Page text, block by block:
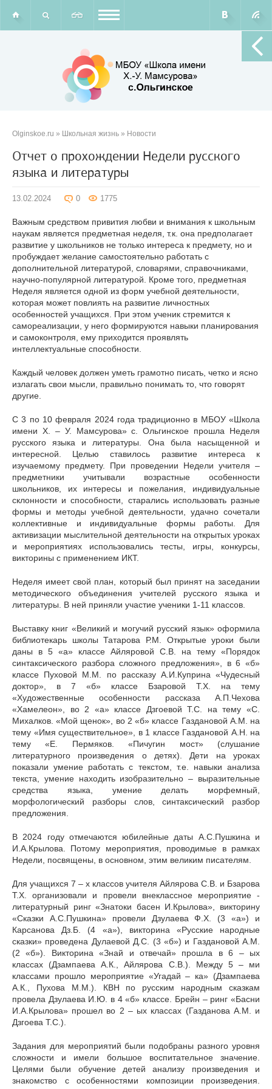
Olginskoe.ru » Школьная жизнь » Новости
Отчет о прохождении Недели русского
языка и литературы
13.02.2024 0 1775
Важным средством привития любви и внимания к школьным
наукам является предметная неделя, т.к. она предполагает
развитие у школьников не только интереса к предмету, но и
пробуждает желание самостоятельно работать с
дополнительной литературой, словарями, справочниками,
научно-популярной литературой. Кроме того, предметная
Неделя является одной из форм учебной деятельности,
которая может повлиять на развитие личностных
особенностей учащихся. При этом ученик стремится к
самореализации, у него формируются навыки планирования
и самоконтроля, ему приходится проявлять
интеллектуальные способности.
Каждый человек должен уметь грамотно писать, четко и ясно
излагать свои мысли, правильно понимать то, что говорят
другие.
C 3 по 10 февраля 2024 года традиционно в МБОУ «Школа
имени Х. – У. Мамсурова» с. Ольгинское прошла Неделя
русского языка и литературы. Она была насыщенной и
интересной. Целью ставилось развитие интереса к
изучаемому предмету. При проведении Недели учителя –
предметники учитывали возрастные особенности
школьников, их интересы и пожелания, индивидуальные
склонности и способности, старались использовать разные
формы и методы учебной деятельности, удачно сочетали
коллективные и индивидуальные формы работы. Для
активизации мыслительной деятельности на открытых уроках
и мероприятиях использовались тесты, игры, конкурсы,
викторины с применением ИКТ.
Неделя имеет свой план, который был принят на заседании
методического объединения учителей русского языка и
литературы. В ней приняли участие ученики 1-11 классов.
Выставку книг «Великий и могучий русский язык» оформила
библиотекарь школы Татарова Р.М. Открытые уроки были
даны в 5 «а» классе Айляровой С.В. на тему «Порядок
синтаксического разбора сложного предложения», в 6 «б»
классе Пуховой М.М. по рассказу А.И.Куприна «Чудесный
доктор», в 7 «б» классе Бзаровой Т.Х. на тему
«Художественные особенности рассказа А.П.Чехова
«Хамелеон», во 2 «а» классе Дзгоевой Т.С. на тему «С.
Михалков. «Мой щенок», во 2 «б» классе Газдановой А.М. на
тему «Имя существительное», в 1 классе Газдановой А.Н. на
тему «Е. Пермяков. «Пичугин мост» (слушание
литературного произведения о детях). Дети на уроках
показали умение работать с текстом, т.е. навыки анализа
текста, умение находить изобразительно – выразительные
средства языка, умение делать морфемный,
морфологический разборы слов, синтаксический разбор
предложения.
В 2024 году отмечаются юбилейные даты А.С.Пушкина и
И.А.Крылова. Потому мероприятия, проводимые в рамках
Недели, посвящены, в основном, этим великим писателям.
Для учащихся 7 – х классов учителя Айлярова С.В. и Бзарова
Т.Х. организовали и провели внеклассное мероприятие -
литературный ринг «Знатоки басен И.Крылова», викторину
«Сказки А.С.Пушкина» провели Дзулаева Ф.Х. (3 «а») и
Карсанова Дз.Б. (4 «а»), викторина «Русские народные
сказки» проведена Дулаевой Д.С. (3 «б») и Газдановой А.М.
(2 «б»). Викторина «Знай и отвечай» прошла в 6 – ых
классах (Дзампаева А.К., Айлярова С.В.). Между 5 – ми
классами прошло мероприятие «Угадай – ка» (Дзампаева
А.К., Пухова М.М.). КВН по русским народным сказкам
провела Дзулаева И.Ю. в 4 «б» классе. Брейн – ринг «Басни
И.А.Крылова» прошел во 2 – ых классах (Газданова А.М. и
Дзгоева Т.С.).
Задания для мероприятий были подобраны разного уровня
сложности и имели большое воспитательное значение.
Целями были обучение детей анализу произведения и
знакомство с особенностями композиции произведения.